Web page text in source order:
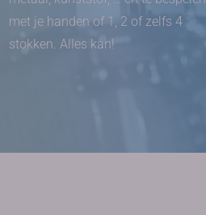
met je handen of 1, 2 of zelfs 4
stokken. Alles kan!